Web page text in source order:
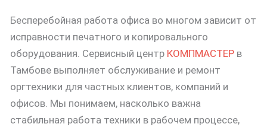
Бесперебойная работа офиса во многом зависит от
исправности печатного и копировального
оборудования. Сервисный центр КОМПМАСТЕР в
Тамбове выполняет обслуживание и ремонт
оргтехники для частных клиентов, компаний и
офисов. Мы понимаем, насколько важна
стабильная работа техники в рабочем процессе,